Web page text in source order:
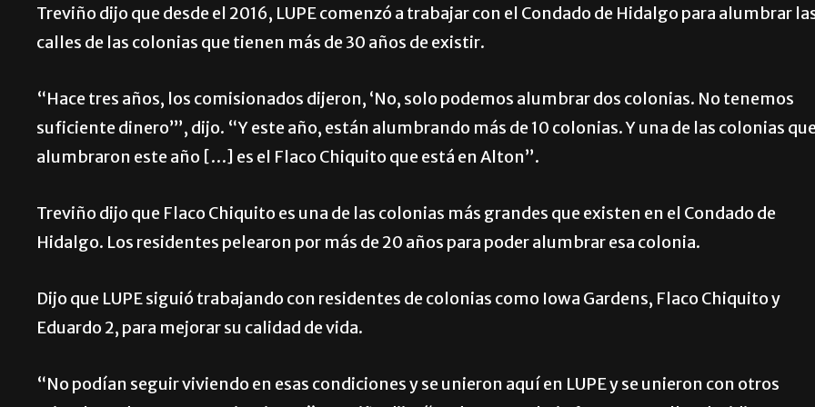
Treviño dijo que desde el 2016, LUPE comenzó a trabajar con el Condado de Hidalgo para alumbrar
calles de las colonias que tienen más de 30 años de existir.
“Hace tres años, los comisionados dijeron, ‘No, solo podemos alumbrar dos colonias. No tenemos
suficiente dinero’”, dijo. “Y este año, están alumbrando más de 10 colonias. Y una de las colonias
alumbraron este año […] es el Flaco Chiquito que está en Alton”.
Treviño dijo que Flaco Chiquito es una de las colonias más grandes que existen en el Condado de
Hidalgo. Los residentes pelearon por más de 20 años para poder alumbrar esa colonia.
Dijo que LUPE siguió trabajando con residentes de colonias como Iowa Gardens, Flaco Chiquito y
Eduardo 2, para mejorar su calidad de vida.
“No podían seguir viviendo en esas condiciones y se unieron aquí en LUPE y se unieron con otros